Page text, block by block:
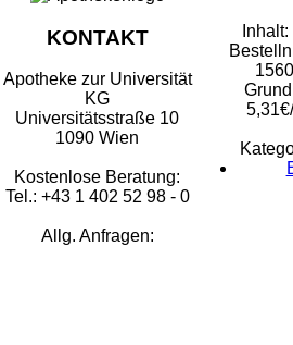
KONTAKT
Apotheke zur Universität
KG
Universitätsstraße 10
1090 Wien
Kostenlose Beratung:
Tel.: +43 1 402 52 98 - 0
Allg. Anfragen: